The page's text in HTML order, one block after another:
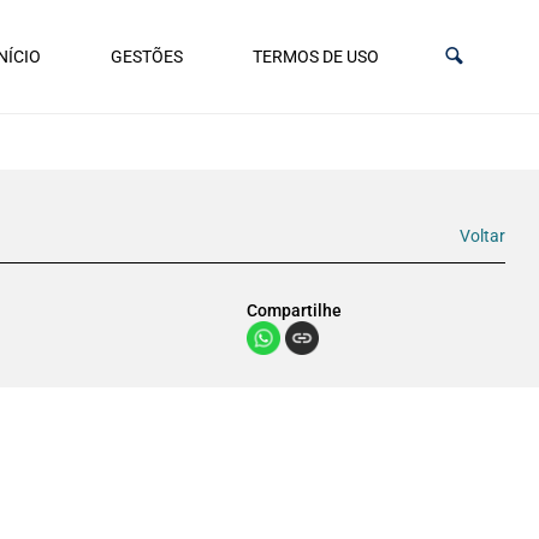
GESTÕES TERMOS DE USO
Voltar
Compartilhe